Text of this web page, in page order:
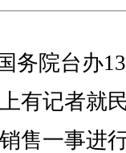
院台办
有记者就
售一事进